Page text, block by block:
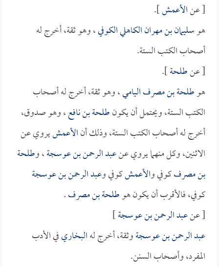
[ عنالأعمش].
هوسليمان بن مهران الكاهلي الكوفي، وهو ثقة، أخرج له
أصحاب الكتب الستة.
[ عنطلحة].
هوطلحة بن مصرف اليامي، وهو ثقة، أخرج له أصحاب
الكتب الستة، ويحتمل أن يكونطلحة بن نافع، وهو صدوق،
أخرج له أصحاب الكتب الستة، وذلك أنالأعمشيروي عن
الاثنين، وكل منهما يروي عنعبد الرحمن بن عوسجة، وطلحة
بن مصرفكوفي والأعمشكوفي وعبد الرحمن بن عوسجة
كوفي، فالأقرب أن يكون هوطلحة بن مصرف.
[ عنعبد الرحمن بن عوسجة]
عبد الرحمن بن عوسجةوثقة، أخرج لهالبخاريفي الأدب
المفرد، وأصحاب السنن.